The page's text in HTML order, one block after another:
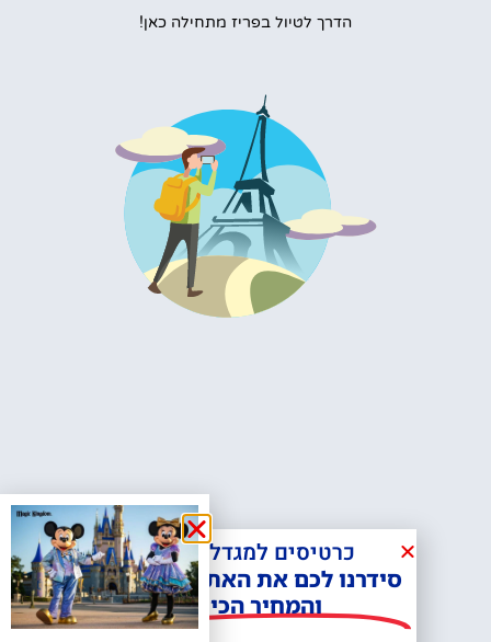
הדרך לטיול בפריז מתחילה כאן!
כרטיסים למגדל אייפל?
סידרנו לכם את האתר הכי אמין -
והמחיר הכי זול!